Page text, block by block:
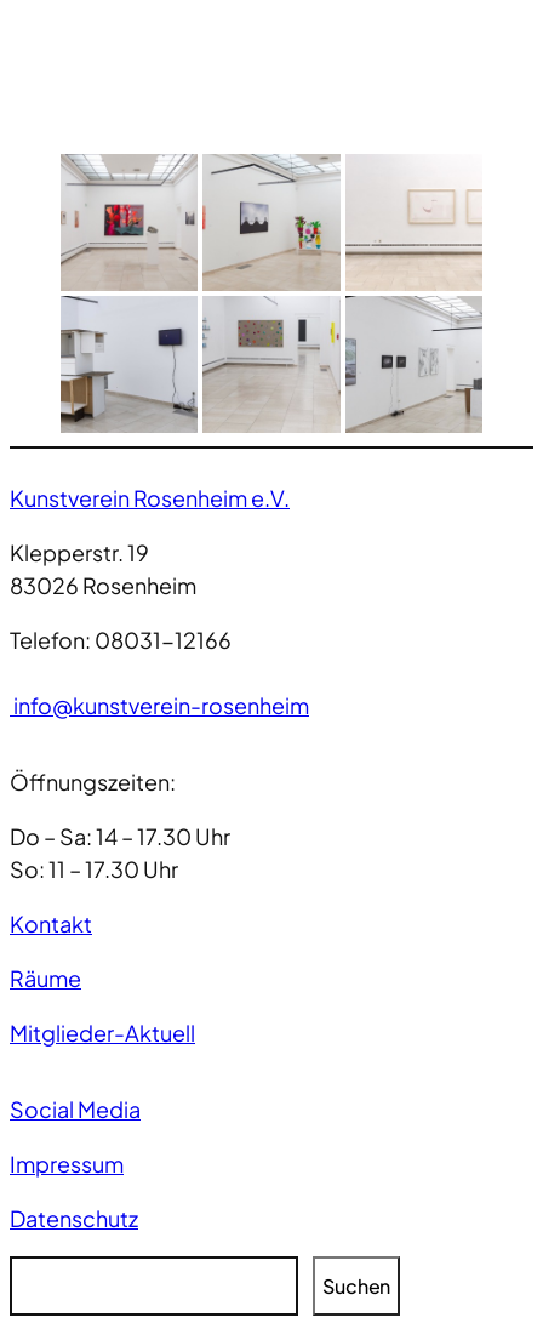
Kunstverein Rosenheim e.V.
Klepperstr. 19
83026 Rosenheim
Telefon: 08031-12166
info@kunstverein-rosenheim
Öffnungszeiten:
Do – Sa: 14 – 17.30 Uhr
So: 11 – 17.30 Uhr
Kontakt
Räume
Mitglieder-Aktuell
Social Media
Impressum
Datenschutz
Suchen